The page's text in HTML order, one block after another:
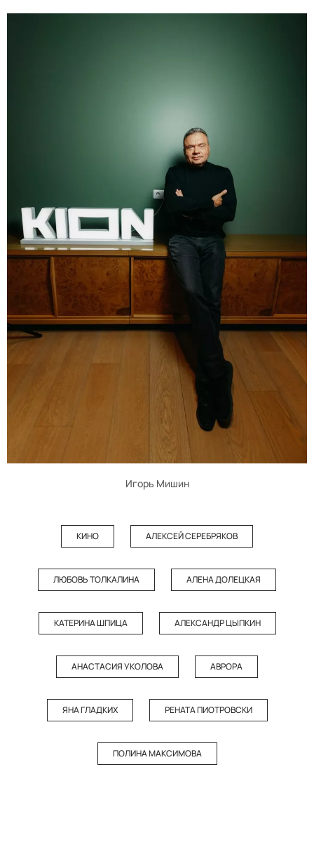
Игорь Мишин
КИНО АЛЕКСЕЙ СЕРЕБРЯКОВ
ЛЮБОВЬ ТОЛКАЛИНА АЛЕНА ДОЛЕЦКАЯ
КАТЕРИНА ШПИЦА АЛЕКСАНДР ЦЫПКИН
АНАСТАСИЯ УКОЛОВА АВРОРА
ЯНА ГЛАДКИХ РЕНАТА ПИОТРОВСКИ
ПОЛИНА МАКСИМОВА